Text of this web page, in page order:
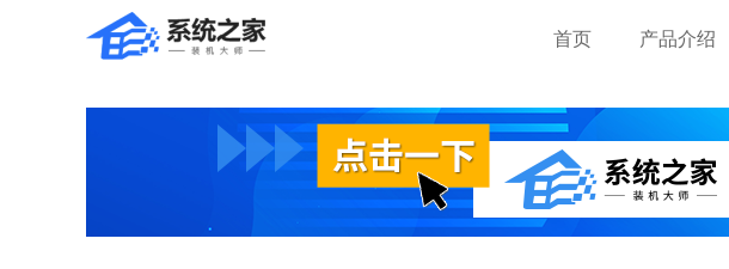
首页 产品介绍